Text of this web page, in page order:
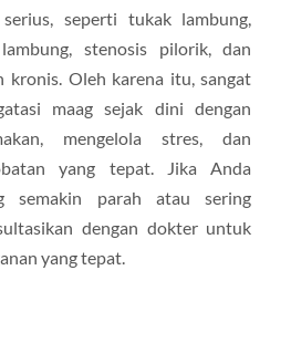
seperti tukak lambung,
stenosis pilorik, dan
kronis. Oleh karena itu, sangat
maag sejak dini dengan
mengelola stres, dan
yang tepat. Jika Anda
semakin parah atau sering
dengan dokter untuk
yang tepat.